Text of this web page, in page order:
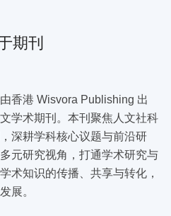
期刊
香港 Wisvora Publishing 出
学术期刊。本刊聚焦人文社科
深耕学科核心议题与前沿研
元研究视角，打通学术研究与
术知识的传播、共享与转化，
展。